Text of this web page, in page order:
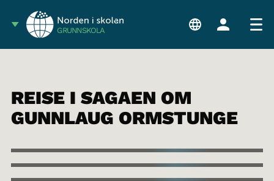
GRUNNSKOLA
REISE I SAGAEN OM
GUNNLAUG ORMSTUNGE